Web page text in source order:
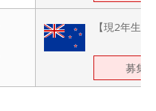
【現2年生
募集